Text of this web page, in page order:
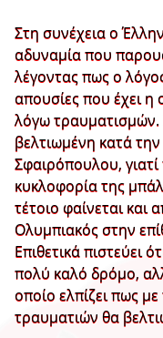
Στη συνέχεια ο
αδυναμία που
λέγοντας πως ο
απουσίες που έχει η
λόγω τραυματισμών.
βελτιωμένη κατά
Σφαιρόπουλου,
κυκλοφορία της
τέτοιο φαίνεται
Ολυμπιακός στην
Επιθετικά πιστεύει
πολύ καλό δρόμο,
οποίο ελπίζει πως
τραυματιών θα